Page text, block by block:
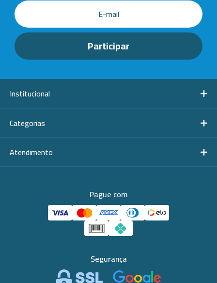
Institucional
Categorias
Atendimento
Pague com
Segurança